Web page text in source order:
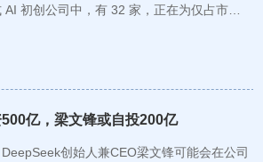
初创公司中，有 32 家，正在为仅占市场
分。
亿，梁文锋或自投200亿
创始人兼CEO梁文锋可能会在公司